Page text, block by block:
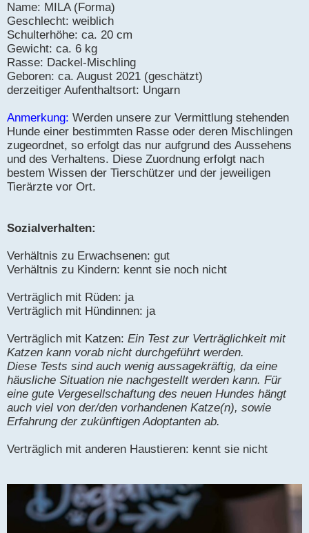
Name: MILA (Forma)
Geschlecht: weiblich
Schulterhöhe: ca. 20 cm
Gewicht: ca. 6 kg
Rasse: Dackel-Mischling
Geboren: ca. August 2021 (geschätzt)
derzeitiger Aufenthaltsort: Ungarn
Anmerkung: Werden unsere zur Vermittlung stehenden
Hunde einer bestimmten Rasse oder deren Mischlingen
zugeordnet, so erfolgt das nur aufgrund des Aussehens
und des Verhaltens. Diese Zuordnung erfolgt nach
bestem Wissen der Tierschützer und der jeweiligen
Tierärzte vor Ort.
Sozialverhalten:
Verhältnis zu Erwachsenen: gut
Verhältnis zu Kindern: kennt sie noch nicht
Verträglich mit Rüden: ja
Verträglich mit Hündinnen: ja
Verträglich mit Katzen: Ein Test zur Verträglichkeit mit
Katzen kann vorab nicht durchgeführt werden.
Diese Tests sind auch wenig aussagekräftig, da eine
häusliche Situation nie nachgestellt werden kann. Für
eine gute Vergesellschaftung des neuen Hundes hängt
auch viel von der/den vorhandenen Katze(n), sowie
Erfahrung der zukünftigen Adoptanten ab.
Verträglich mit anderen Haustieren: kennt sie nicht